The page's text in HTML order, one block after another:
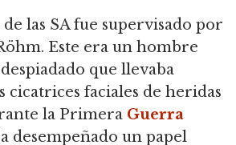
las SA fue supervisado por
Este era un hombre
que llevaba
cicatrices faciales de heridas
la Primera Guerra
desempeñado un papel